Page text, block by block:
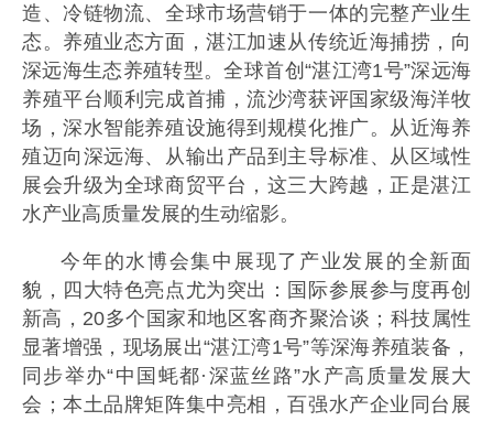
造、冷链物流、全球市场营销于一体的完整产业生
态。养殖业态方面，湛江加速从传统近海捕捞，向
深远海生态养殖转型。全球首创“湛江湾1号”深远海
养殖平台顺利完成首捕，流沙湾获评国家级海洋牧
场，深水智能养殖设施得到规模化推广。从近海养
殖迈向深远海、从输出产品到主导标准、从区域性
展会升级为全球商贸平台，这三大跨越，正是湛江
水产业高质量发展的生动缩影。
今年的水博会集中展现了产业发展的全新面
貌，四大特色亮点尤为突出：国际参展参与度再创
新高，20多个国家和地区客商齐聚洽谈；科技属性
显著增强，现场展出“湛江湾1号”等深海养殖装备，
同步举办“中国蚝都·深蓝丝路”水产高质量发展大
会；本土品牌矩阵集中亮相，百强水产企业同台展